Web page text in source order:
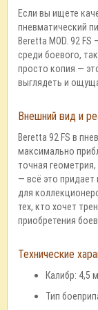
Если вы ищете
пневматический
Beretta MOD. 92
среди боевого,
просто копия —
выглядеть и
Внешний вид и
Beretta 92 FS в
максимально
точная
— всё это
для
тех, кто хочет
приобретения
Технические
Калибр: 4,5
Тип